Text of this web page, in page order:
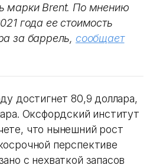
марки Brent. По мнению
года ее стоимость
за баррель, сообщает
достигнет 80,9 доллара,
Оксфордский институт
что нынешний рост
перспективе
с нехваткой запасов